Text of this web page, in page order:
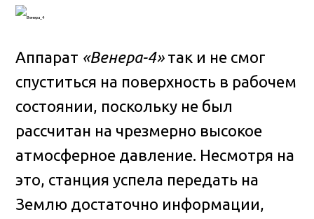
Аппарат «Венера-4»так и не смог
спуститься на поверхность в рабочем
состоянии, поскольку не был
рассчитан на чрезмерно высокое
атмосферное давление. Несмотря на
это, станция успела передать на
Землю достаточно информации,